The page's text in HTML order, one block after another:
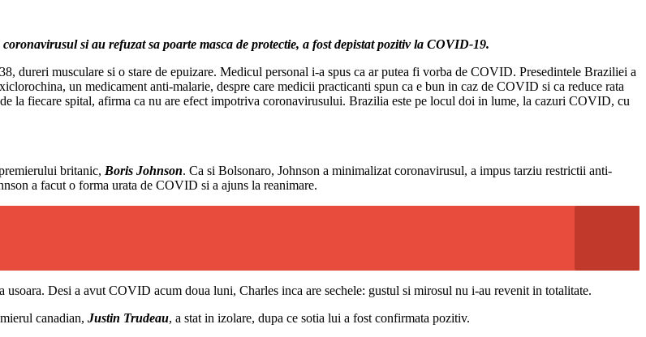
si au refuzat sa poarte masca de protectie, a fost depistat pozitiv la COVID-19.
dureri musculare si o stare de epuizare. Medicul personal i-a spus ca ar putea fi vorba de COVID. Presedintele Braziliei a
un medicament anti-malarie, despre care medicii practicanti spun ca e bun in caz de COVID si ca reduce rata
la fiecare spital, afirma ca nu are efect impotriva coronavirusului. Brazilia este pe locul doi in lume, la cazuri COVID, cu
britanic, Boris Johnson. Ca si Bolsonaro, Johnson a minimalizat coronavirusul, a impus tarziu restrictii anti-
a facut o forma urata de COVID si a ajuns la reanimare.
Desi a avut COVID acum doua luni, Charles inca are sechele: gustul si mirosul nu i-au revenit in totalitate.
canadian, Justin Trudeau, a stat in izolare, dupa ce sotia lui a fost confirmata pozitiv.